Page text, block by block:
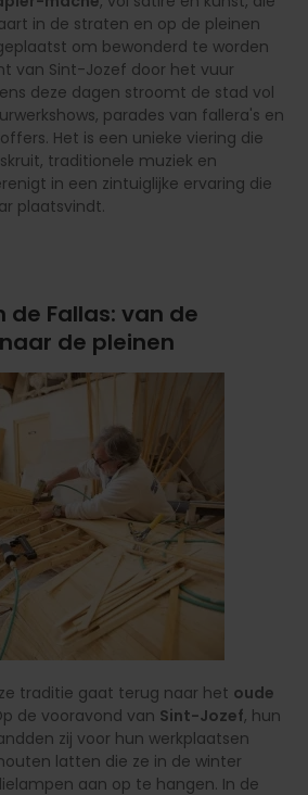
in de straten en op de pleinen
om bewonderd te worden
van Sint-Jozef door het vuur
deze dagen stroomt de stad vol
parades van fallera's en
Het is een unieke viering die
traditionele muziek en
in een zintuiglijke ervaring die
plaatsvindt.
de Fallas: van de
de pleinen
traditie gaat terug naar het oude
de vooravond van Sint-Jozef, hun
zij voor hun werkplaatsen
latten die ze in de winter
aan op te hangen. In de